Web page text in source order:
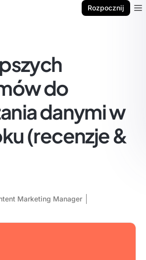
Rozpocznij
do
danymi w
(recenzje &
Marketing Manager